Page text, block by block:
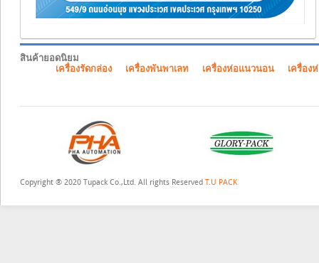
สินค้ายอดนิยม
เครื่องรัดกล่อง
เครื่องพันพาเลท เครื่องห่อแนวนอน เครื่อง
Copyright ® 2020 Tupack Co.,Ltd. All rights Reserved T.U PACK